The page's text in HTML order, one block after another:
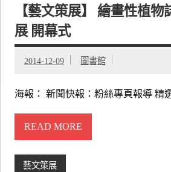
【藝文策展】 繪畫性植
展 開幕式
2014-12-09 圖書館
海報： 新聞快報：粉絲專頁報導 精
READ MORE
藝文策展